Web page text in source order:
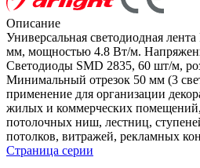
Описание
Универсальная светодиодная
мм, мощностью 4.8 Вт/м.
Светодиоды SMD 2835, 60 шт/м,
Минимальный отрезок 50 мм (3
применение для организации
жилых и коммерческих помещений,
потолочных ниш, лестниц,
потолков, витражей, рекламных
Страница серии